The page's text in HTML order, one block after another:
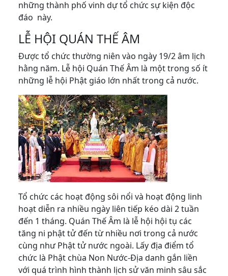
những thành phố vinh dự tổ chức sự kiện độc
đáo này.
LỄ HỘI QUÁN THẾ ÂM
Được tổ chức thường niên vào ngày 19/2 âm lịch
hằng năm. Lễ hội Quán Thế Âm là một trong số ít
những lễ hội Phật giáo lớn nhất trong cả nước.
Tổ chức các hoạt động sôi nổi và hoạt động linh
hoạt diễn ra nhiều ngày liên tiếp kéo dài 2 tuần
đến 1 tháng. Quán Thế Âm là lễ hội hội tụ các
tăng ni phật tử đến từ nhiều nơi trong cả nước
cùng như Phật tử nước ngoài. Lấy địa điểm tổ
chức là Phật chùa Non Nước-Địa danh gắn liền
với quá trình hình thành lịch sử văn minh sâu sắc